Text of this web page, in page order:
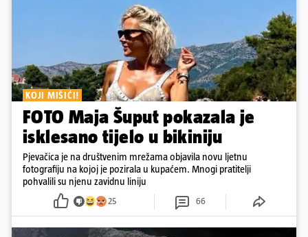
KOJI MIŠIĆI!
FOTO Maja Šuput pokazala je
isklesano tijelo u bikiniju
Pjevačica je na društvenim mrežama objavila novu ljetnu
fotografiju na kojoj je pozirala u kupaćem. Mnogi pratitelji
pohvalili su njenu zavidnu liniju
25 66